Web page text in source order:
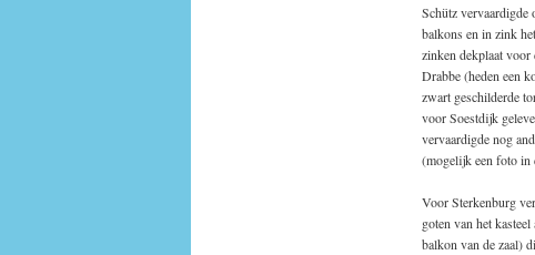
Schütz vervaardigde
balkons en in zink
zinken dekplaat voor
Drabbe (heden een
zwart geschilderde
voor Soestdijk
vervaardigde nog
(mogelijk een foto in
Voor Sterkenburg
goten van het
balkon van de zaal)